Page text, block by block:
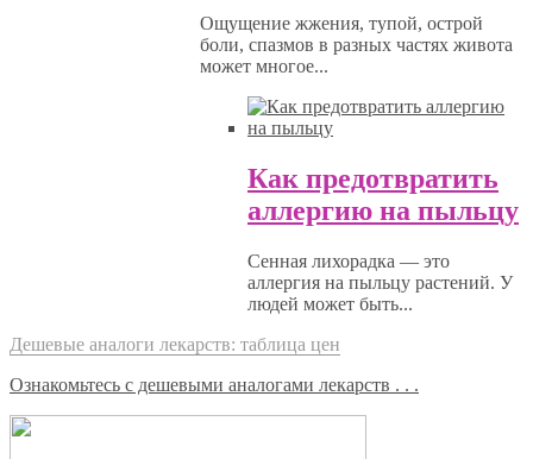
Ощущение жжения, тупой, острой
боли, спазмов в разных частях живота
может многое...
Как предотвратить
аллергию на пыльцу
Сенная лихорадка — это
аллергия на пыльцу растений. У
людей может быть...
Дешевые аналоги лекарств: таблица цен
Ознакомьтесь с дешевыми аналогами лекарств . . .